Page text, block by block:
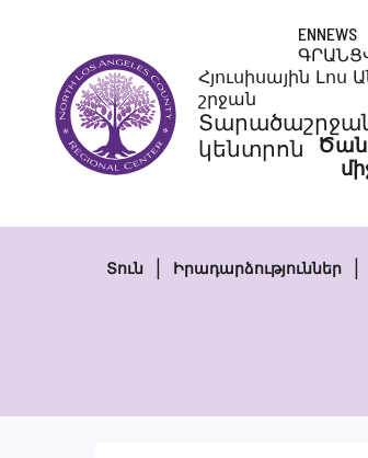
Հյուսիսային Լոս
շրջան
կենտրոն
ENNEWS
Տուն Իրադարձություններ